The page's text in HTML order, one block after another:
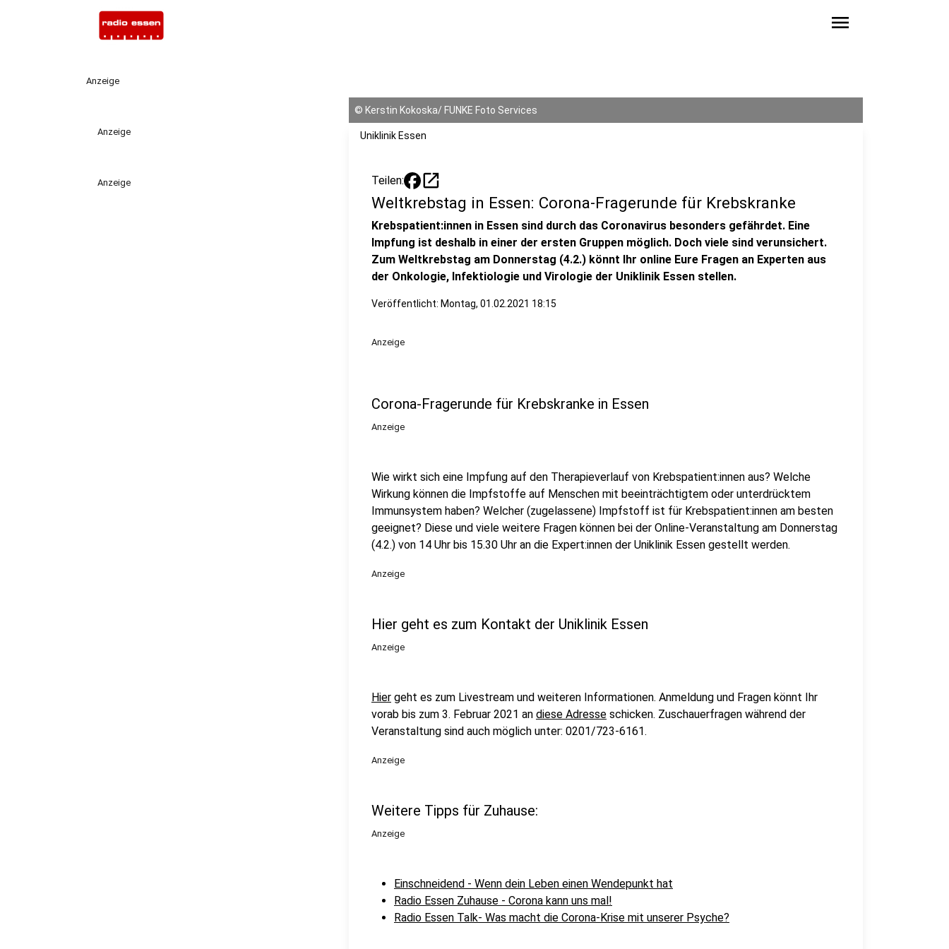
menu
Anzeige
Anzeige
Anzeige
© Kerstin Kokoska/ FUNKE Foto Services
Uniklinik Essen
Teilen: open_in_new
Weltkrebstag in Essen: Corona-Fragerunde für Krebskranke
Krebspatient:innen in Essen sind durch das Coronavirus besonders gefährdet. Eine
Impfung ist deshalb in einer der ersten Gruppen möglich. Doch viele sind verunsichert.
Zum Weltkrebstag am Donnerstag (4.2.) könnt Ihr online Eure Fragen an Experten aus
der Onkologie, Infektiologie und Virologie der Uniklinik Essen stellen.
Veröffentlicht: Montag, 01.02.2021 18:15
Anzeige
Corona-Fragerunde für Krebskranke in Essen
Anzeige
Wie wirkt sich eine Impfung auf den Therapieverlauf von Krebspatient:innen aus? Welche
Wirkung können die Impfstoffe auf Menschen mit beeinträchtigtem oder unterdrücktem
Immunsystem haben? Welcher (zugelassene) Impfstoff ist für Krebspatient:innen am besten
geeignet? Diese und viele weitere Fragen können bei der Online-Veranstaltung am Donnerstag
(4.2.) von 14 Uhr bis 15.30 Uhr an die Expert:innen der Uniklinik Essen gestellt werden.
Anzeige
Hier geht es zum Kontakt der Uniklinik Essen
Anzeige
Hier geht es zum Livestream und weiteren Informationen. Anmeldung und Fragen könnt Ihr
vorab bis zum 3. Februar 2021 an diese Adresse schicken. Zuschauerfragen während der
Veranstaltung sind auch möglich unter: 0201/723-6161.
Anzeige
Weitere Tipps für Zuhause:
Anzeige
Einschneidend - Wenn dein Leben einen Wendepunkt hat
Radio Essen Zuhause - Corona kann uns mal!
Radio Essen Talk- Was macht die Corona-Krise mit unserer Psyche?